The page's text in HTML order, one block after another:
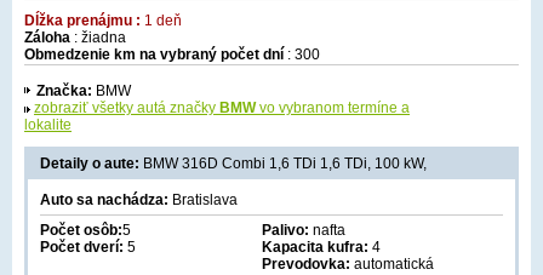
Dĺžka prenájmu : 1 deň
Záloha : žiadna
Obmedzenie km na vybraný počet dní : 300
Značka: BMW
zobraziť všetky autá značky BMWvo vybranom termíne a
lokalite
Detaily o aute: BMW 316D Combi 1,6 TDi 1,6 TDi, 100 kW,
Auto sa nachádza: Bratislava
Počet osôb:5
Počet dverí: 5
Palivo: nafta
Kapacita kufra:4
Prevodovka: automatická